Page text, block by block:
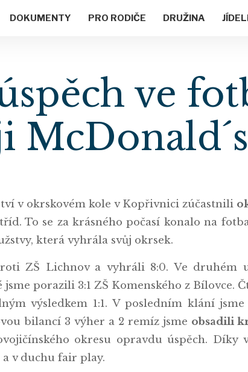
DOKUMENTY PRO RODIČE DRUŽINA
ve
v okrskovém kole v Kopřivnici zúčastnili
To se za krásného počasí konalo na
která vyhrála svůj okrsek.
ZŠ Lichnov a vyhráli 8:0. Ve druhém
jsme porazili 3:1 ZŠ Komenského z Bílovce.
výsledkem 1:1. V posledním klání
bilancí 3 výher a 2 remíz jsme obsadili
okresu opravdu úspěch. Díky
v duchu fair play.